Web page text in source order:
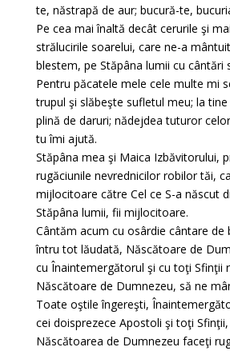
te, năstrapă de aur; bucură-te,
Pe cea mai înaltă decât cerurile şi
strălucirile soarelui, care ne-a
blestem, pe Stăpâna lumii cu cântări
Pentru păcatele mele cele multe mi
trupul şi slăbeşte sufletul meu; la
plină de daruri; nădejdea tuturor
tu îmi ajută.
Stăpâna mea şi Maica Izbăvitorului,
rugăciunile nevrednicilor robilor tăi,
mijlocitoare către Cel ce S-a născut
Stăpâna lumii, fii mijlocitoare.
Cântăm acum cu osârdie cântare de
întru tot lăudată, Născătoare de
cu Înaintemergătorul şi cu toţi Sfinţii
Născătoare de Dumnezeu, să ne
Toate oştile îngereşti,
cei doisprezece Apostoli şi toţi
Născătoarea de Dumnezeu faceţi